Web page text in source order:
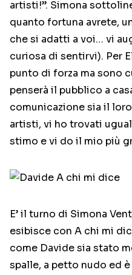
artisti!”. Simona
quanto fortuna avrete,
che si adatti a voi… vi
curiosa di sentirvi). Per
punto di forza ma sono
penserà il pubblico a
comunicazione sia il
artisti, vi ho trovati
stimo e vi do il mio più
E’ il turno di Simona
esibisce con A chi mi
come Davide sia stato
spalle, a petto nudo ed